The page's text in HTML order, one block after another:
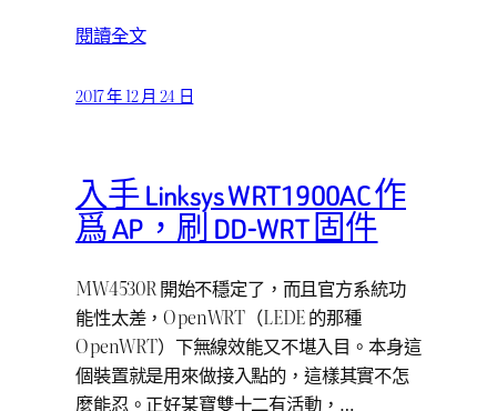
閱讀全文
2017 年 12 月 24 日
入手 Linksys WRT1900AC 作
爲 AP，刷 DD-WRT 固件
MW4530R 開始不穩定了，而且官方系統功
能性太差，OpenWRT（LEDE 的那種
OpenWRT）下無線效能又不堪入目。本身這
個裝置就是用來做接入點的，這樣其實不怎
麼能忍。正好某寶雙十二有活動，…